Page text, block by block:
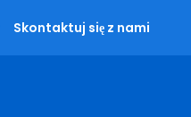
Skontaktuj się z nami